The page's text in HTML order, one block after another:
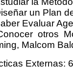
un Plan
Evaluar
otros
Malcom
Externas: